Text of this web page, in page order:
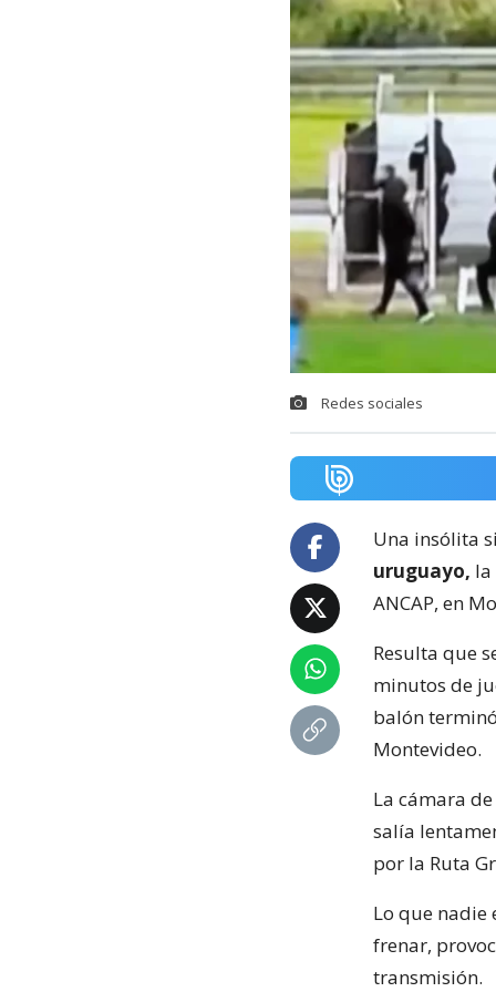
Redes sociales
Una insólita
uruguayo, la
ANCAP, en
Resulta que
minutos de
balón
Montevideo.
La cámara
salía
por la Ruta
Lo que nadie
frenar,
transmisión.